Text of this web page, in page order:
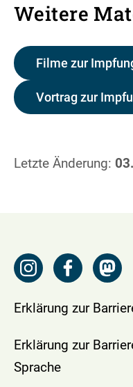
Weitere
Filme zur
Vortrag zur
Letzte Änderung:
Erklärung zur
Erklärung zur
Sprache